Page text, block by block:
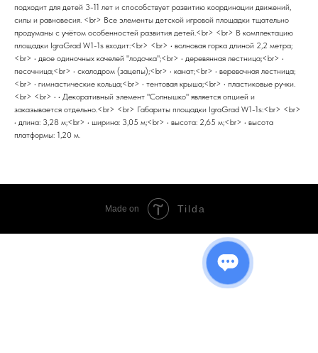
подходит для детей 3-11 лет и способствует развитию координации движений,
силы и равновесия. <br> Все элементы детской игровой площадки тщательно
продуманы с учётом особенностей развития детей.<br> <br> В комплектацию
площадки IgraGrad W1-1s входит:<br> <br> • волновая горка длиной 2,2 метра;
<br> • двое одиночных качелей "лодочка";<br> • деревянная лестница;<br> •
песочница;<br> • скалодром (зацепы);<br> • канат;<br> • веревочная лестница;
<br> • гимнастические кольца;<br> • тентовая крыша;<br> • пластиковые ручки.
<br> <br> • • Декоративный элемент "Солнышко" является опцией и
заказывается отдельно.<br> <br> Габариты площадки IgraGrad W1-1s:<br> <br>
• длина: 3,28 м;<br> • ширина: 3,05 м;<br> • высота: 2,65 м;<br> • высота
платформы: 1,20 м.
Made on Tilda